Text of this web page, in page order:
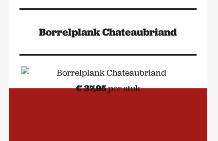
Borrelplank Chateaubriand
€ 37,95per stuk